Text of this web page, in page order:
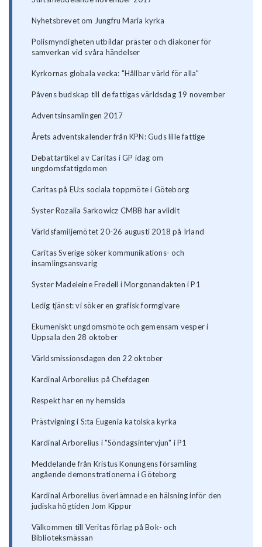
Nyhetsbrevet om Jungfru Maria kyrka
Polismyndigheten utbildar präster och diakoner för
samverkan vid svåra händelser
Kyrkornas globala vecka: "Hållbar värld för alla"
Påvens budskap till de fattigas världsdag 19 november
Adventsinsamlingen 2017
Årets adventskalender från KPN: Guds lille fattige
Debattartikel av Caritas i GP idag om
ungdomsfattigdomen
Caritas på EU:s sociala toppmöte i Göteborg
Syster Rozalia Sarkowicz CMBB har avlidit
Världsfamiljemötet 20-26 augusti 2018 på Irland
Caritas Sverige söker kommunikations- och
insamlingsansvarig
Syster Madeleine Fredell i Morgonandakten i P1
Ledig tjänst: vi söker en grafisk formgivare
Ekumeniskt ungdomsmöte och gemensam vesper i
Uppsala den 28 oktober
Världsmissionsdagen den 22 oktober
Kardinal Arborelius på Chefdagen
Respekt har en ny hemsida
Prästvigning i S:ta Eugenia katolska kyrka
Kardinal Arborelius i "Söndagsintervjun" i P1
Meddelande från Kristus Konungens församling
angående demonstrationerna i Göteborg
Kardinal Arborelius överlämnade en hälsning inför den
judiska högtiden Jom Kippur
Välkommen till Veritas förlag på Bok- och
Biblioteksmässan